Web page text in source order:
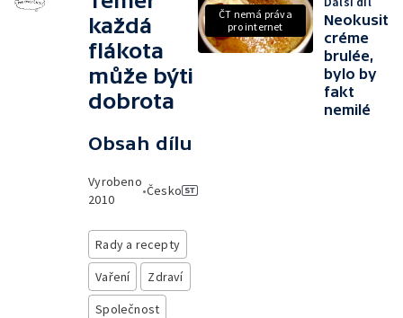
každá
flákota
může býti
dobrota
Obsah dílu
Vyrobeno
2010
•Česko
Rady a recepty
Vaření
Zdraví
Společnost
ČT nemá práva
pro internet
Neokusit
créme
brulée,
bylo by
fakt
nemilé